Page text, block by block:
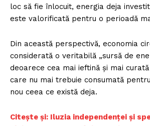
loc să fie înlocuit, energia deja
este valorificată pentru o perioadă
Din această perspectivă, economia
considerată o veritabilă „sursă de
deoarece cea mai ieftină și mai
care nu mai trebuie consumată
nou ceea ce există deja.
Citește și: Iluzia independenței și